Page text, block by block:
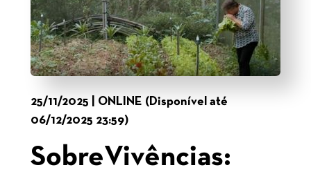
25/11/2025 | ONLINE (Disponível até
06/12/2025 23:59)
SobreVivências: